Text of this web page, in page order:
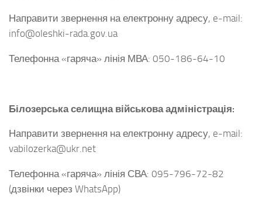
Направити звернення на електронну адресу, e-mail:
info@oleshki-rada.gov.ua
Телефонна «гаряча» лінія МВА: 050-186-64-10
Білозерська селищна військова адміністрація:
Направити звернення на електронну адресу, e-mail:
vabilozerka@ukr.net
Телефонна «гаряча» лінія СВА: 095-796-72-82
(дзвінки через WhatsApp)